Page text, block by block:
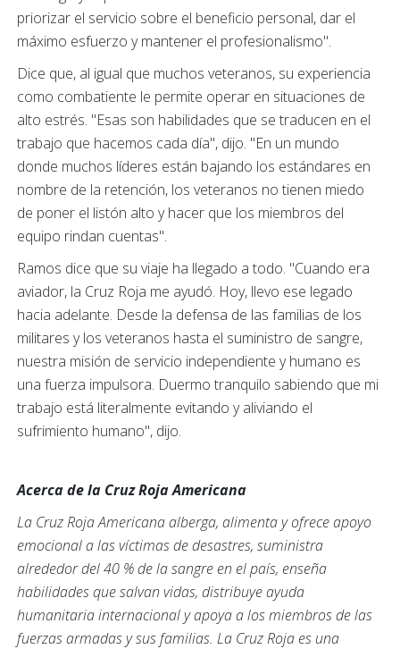
priorizar el servicio sobre el beneficio personal, dar el
máximo esfuerzo y mantener el profesionalismo".
Dice que, al igual que muchos veteranos, su experiencia
como combatiente le permite operar en situaciones de
alto estrés. "Esas son habilidades que se traducen en el
trabajo que hacemos cada día", dijo. "En un mundo
donde muchos líderes están bajando los estándares en
nombre de la retención, los veteranos no tienen miedo
de poner el listón alto y hacer que los miembros del
equipo rindan cuentas".
Ramos dice que su viaje ha llegado a todo. "Cuando era
aviador, la Cruz Roja me ayudó. Hoy, llevo ese legado
hacia adelante. Desde la defensa de las familias de los
militares y los veteranos hasta el suministro de sangre,
nuestra misión de servicio independiente y humano es
una fuerza impulsora. Duermo tranquilo sabiendo que mi
trabajo está literalmente evitando y aliviando el
sufrimiento humano", dijo.
Acerca de la Cruz Roja Americana
La Cruz Roja Americana alberga, alimenta y ofrece apoyo
emocional a las víctimas de desastres, suministra
alrededor del 40 % de la sangre en el país, enseña
habilidades que salvan vidas, distribuye ayuda
humanitaria internacional y apoya a los miembros de las
fuerzas armadas y sus familias. La Cruz Roja es una